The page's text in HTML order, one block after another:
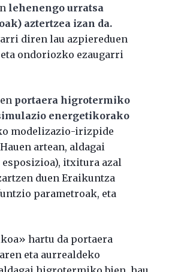
lehenengo urratsa
aztertzea izan da.
diren lau azpiereduen
ondoriozko ezaugarri
portaera higrotermiko
energetikorako
modelizazio-irizpide
artean, aldagai
itxitura azal
duen Eraikuntza
parametroak, eta
hartu da portaera
eta aurrealdeko